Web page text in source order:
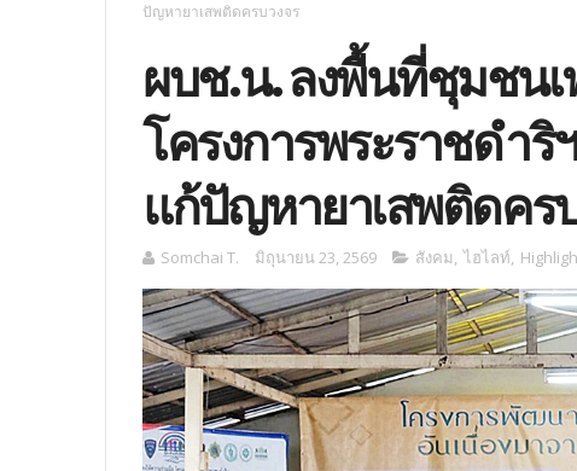
ปัญหายาเสพติดครบวงจร
ผบช.น. ลงพื้นที่ชุมชน
โครงการพระราชดำ
แก้ปัญหายาเสพติดคร
Somchai T. มิถุนายน 23, 2569 สังคม, ไฮไลท์,